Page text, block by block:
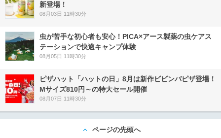
新登場！
08月03日 11時30分
虫が苦手な初心者も安心！PICA×アース製薬の虫ケアス
テーションで快適キャンプ体験
08月05日 11時30分
ピザハット「ハットの日」8月は新作ビビンバピザ登場！
Mサイズ810円～の特大セール開催
08月07日 11時30分
ページの先頭へ